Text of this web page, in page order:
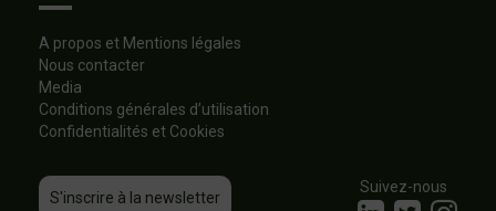
A propos et Mentions légales
Nous contacter
Media
Conditions générales d’utilisation
Confidentialités et Cookies
S'inscrire à la newsletter
Suivez-nous